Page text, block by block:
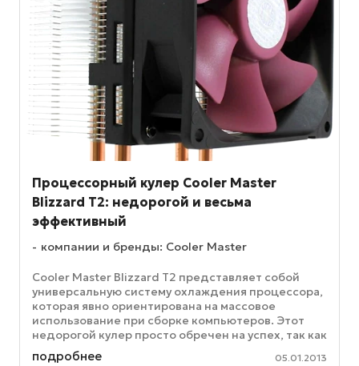
Процессорный кулер Cooler Master
Blizzard T2: недорогой и весьма
эффективный
компании и бренды: Cooler Master
Cooler Master Blizzard T2 представляет собой
универсальную систему охлаждения процессора,
которая явно ориентирована на массовое
использование при сборке компьютеров. Этот
недорогой кулер просто обречен на успех, так как
при его производстве ...
подробнее 05.01.2013